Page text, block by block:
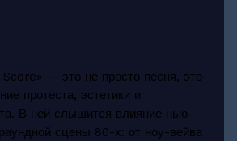
— это не просто песня, это
протеста, эстетики и
В ней слышится влияние нью-
сцены 80-х: от ноу-вейва